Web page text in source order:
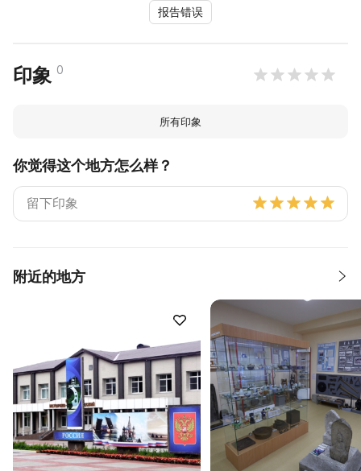
报告错误
印象 0
所有印象
你觉得这个地方怎么样？
附近的地方